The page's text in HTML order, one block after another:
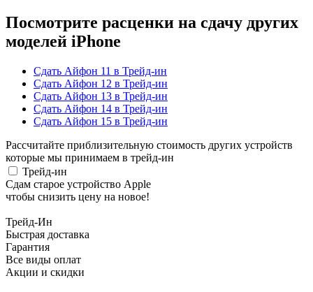
Посмотрите расценки на сдачу других
моделей iPhone
Сдать Айфон 11 в Трейд-ин
Сдать Айфон 12 в Трейд-ин
Сдать Айфон 13 в Трейд-ин
Сдать Айфон 14 в Трейд-ин
Сдать Айфон 15 в Трейд-ин
Рассчитайте приблизительную стоимость других устройств
которые мы принимаем в трейд-ин
Трейд-ин
Сдам старое устройство Apple
чтобы снизить цену на новое!
Трейд-Ин
Быстрая доставка
Гарантия
Все виды оплат
Акции и скидки